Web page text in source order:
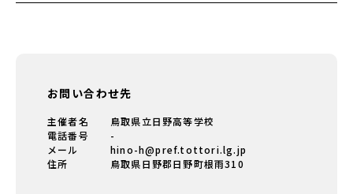
お問い合わせ先
主催者名
鳥取県立日野高等学校
電話番号
-
メール
hino-h@pref.tottori.lg.jp
住所
鳥取県日野郡日野町根雨310